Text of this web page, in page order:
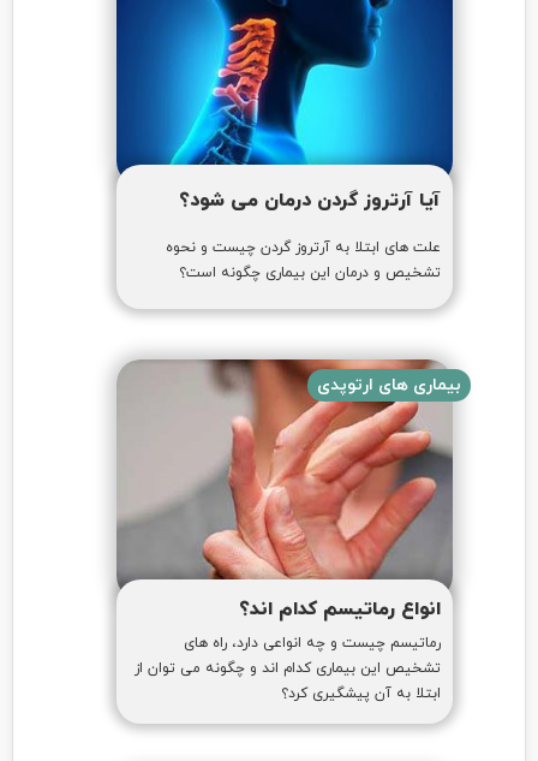
آیا آرتروز گردن درمان می شود؟
علت های ابتلا به آرتروز گردن چیست و نحوه
تشخیص و درمان این بیماری چگونه است؟
بیماری های ارتوپدی
انواع رماتیسم کدام اند؟
رماتیسم چیست و چه انواعی دارد، راه های
تشخیص این بیماری کدام اند و چگونه می توان از
ابتلا به آن پیشگیری کرد؟